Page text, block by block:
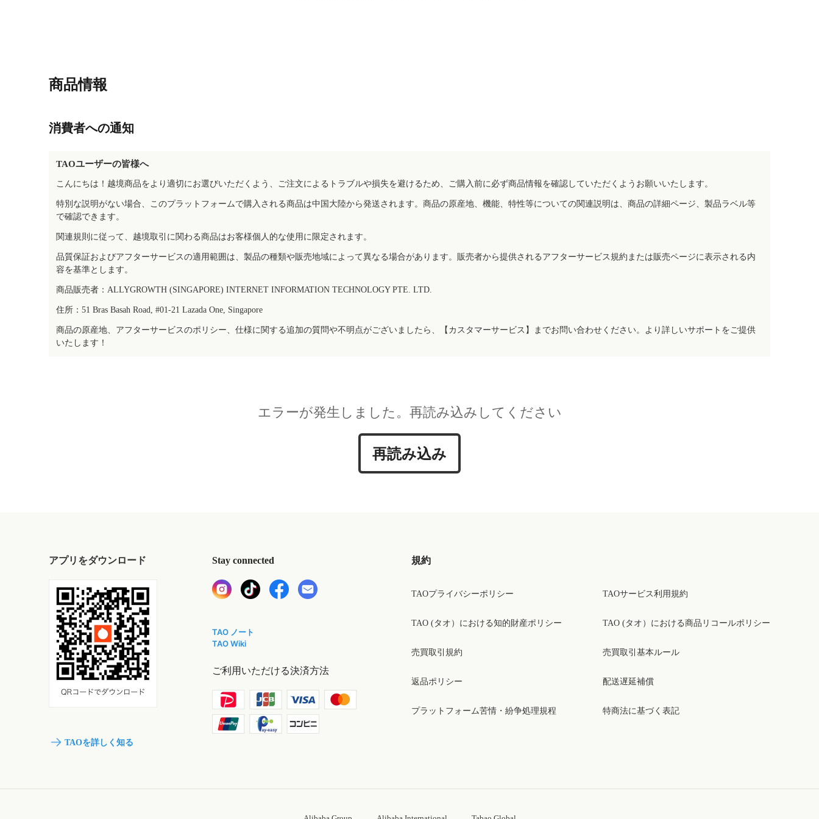
商品情報
消費者への通知
TAOユーザーの皆様へ
こんにちは！越境商品をより適切にお選びいただくよう、ご注文によるトラブルや損失を避けるため、ご購入前に必ず商品情報を確認していただくようお願いいたします。
特別な説明がない場合、このプラットフォームで購入される商品は中国大陸から発送されます。商品の原産地、機能、特性等についての関連説明は、商品の詳細ページ、製品ラベル等
で確認できます。
関連規則に従って、越境取引に関わる商品はお客様個人的な使用に限定されます。
品質保証およびアフターサービスの適用範囲は、製品の種類や販売地域によって異なる場合があります。販売者から提供されるアフターサービス規約または販売ページに表示される内
容を基準とします。
商品販売者：ALLYGROWTH (SINGAPORE) INTERNET INFORMATION TECHNOLOGY PTE. LTD.
住所：51 Bras Basah Road, #01-21 Lazada One, Singapore
商品の原産地、アフターサービスのポリシー、仕様に関する追加の質問や不明点がございましたら、【カスタマーサービス】までお問い合わせください。より詳しいサポートをご提供
いたします！
エラーが発生しました。再読み込みしてください
再読み込み
アプリをダウンロード
TAOを詳しく知る
Stay connected
TAO ノート
TAO Wiki
ご利用いただける決済方法
規約
TAOプライバシーポリシー
TAO (タオ）における知的財産ポリシー
売買取引規約
返品ポリシー
プラットフォーム苦情・紛争処理規程
TAOサービス利用規約
TAO (タオ）における商品リコールポリシー
売買取引基本ルール
配送遅延補償
特商法に基づく表記